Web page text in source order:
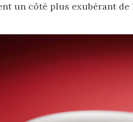
un côté plus exubérant de